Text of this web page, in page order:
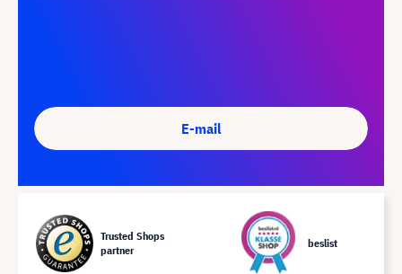
E-mail
Trusted Shops
partner
beslist